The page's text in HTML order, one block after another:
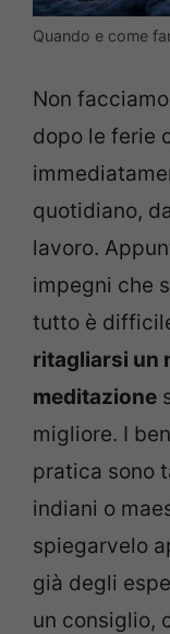
Quando e come
Non
dopo le ferie
quotidiano,
lavoro.
impegni che
tutto è
ritagliarsi un
meditazione
migliore. I
pratica sono
indiani o
spiegarvelo
già degli
un consiglio,